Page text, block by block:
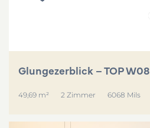
Glungezerblick – TOP W08
49,69 m² 2 Zimmer 6068 Mils